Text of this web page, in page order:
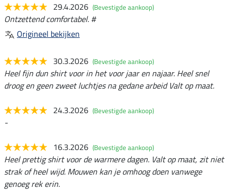
29.4.2026 (Bevestigde aankoop)
Ontzettend comfortabel. #
Origineel bekijken
30.3.2026 (Bevestigde aankoop)
Heel fijn dun shirt voor in het voor jaar en najaar. Heel snel
droog en geen zweet luchtjes na gedane arbeid Valt op maat.
24.3.2026 (Bevestigde aankoop)
-
16.3.2026 (Bevestigde aankoop)
Heel prettig shirt voor de warmere dagen. Valt op maat, zit niet
strak of heel wijd. Mouwen kan je omhoog doen vanwege
genoeg rek erin.